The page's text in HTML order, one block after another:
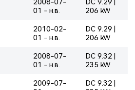
01 - н.в.
206 kW
2010-02-
01 - н.в.
DC 9.29 |
206 kW
2008-07-
01 - н.в.
DC 9.32 |
235 kW
2009-07-
DC 9.32 |